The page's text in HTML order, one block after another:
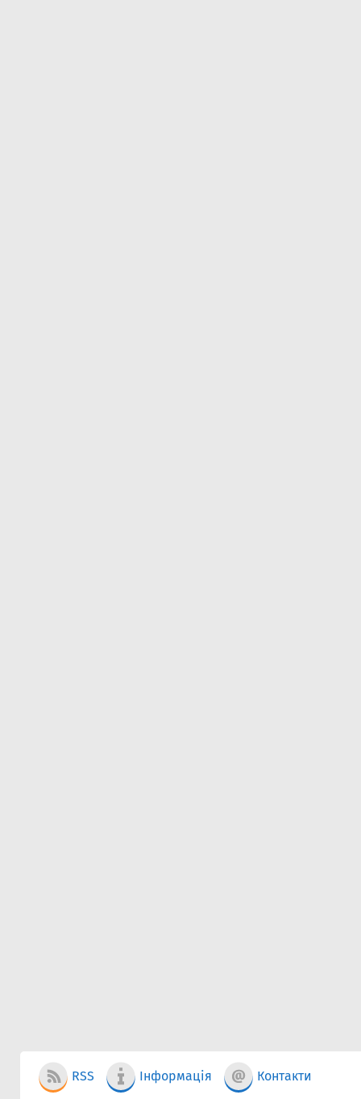
RSS Інформація Контакти